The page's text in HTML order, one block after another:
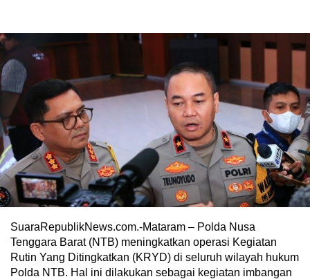
SuaraRepublikNews.com.-Mataram – Polda Nusa
Tenggara Barat (NTB) meningkatkan operasi Kegiatan
Rutin Yang Ditingkatkan (KRYD) di seluruh wilayah hukum
Polda NTB. Hal ini dilakukan sebagai kegiatan imbangan